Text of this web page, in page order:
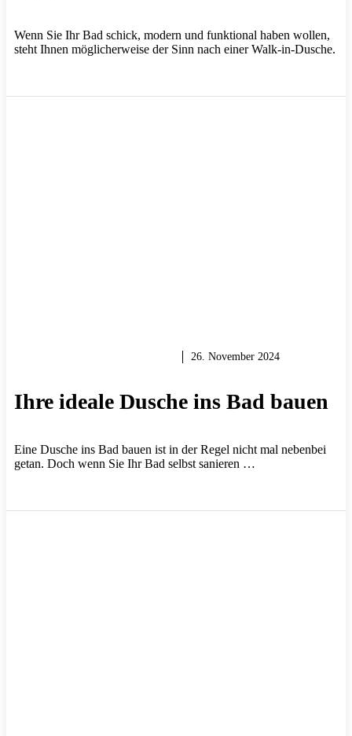
Wenn Sie Ihr Bad schick, modern und funktional haben wollen,
steht Ihnen möglicherweise der Sinn nach einer Walk-in-Dusche.
26. November 2024
Ihre ideale Dusche ins Bad bauen
Eine Dusche ins Bad bauen ist in der Regel nicht mal nebenbei
getan. Doch wenn Sie Ihr Bad selbst sanieren …